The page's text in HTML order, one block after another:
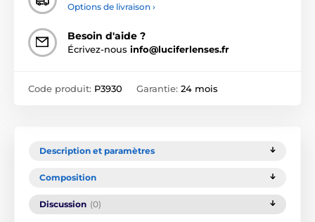
Options de livraison ›
Besoin d'aide ?
Écrivez-nous info@luciferlenses.fr
Code produit: P3930 Garantie: 24 mois
Description et paramètres
Composition
Discussion (0)